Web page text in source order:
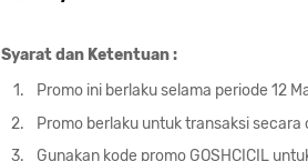
Syarat dan Ketentuan :
Promo ini berlaku selama periode 12
Promo berlaku untuk transaksi secara
Gunakan kode promo GOSHCICIL